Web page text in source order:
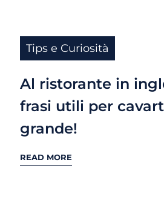
Tips e Curiosità
Al ristorante in
frasi utili per
grande!
READ MORE